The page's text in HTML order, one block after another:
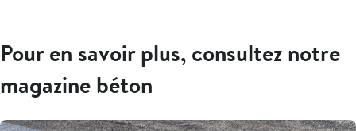
Pour en savoir plus, consultez notre
magazine béton